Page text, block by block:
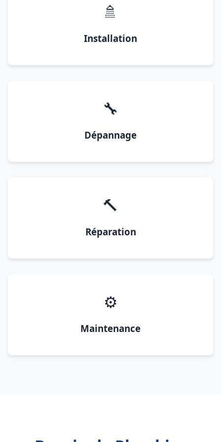
🚿
Installation
🔧
Dépannage
🔨
Réparation
⚙️
Maintenance